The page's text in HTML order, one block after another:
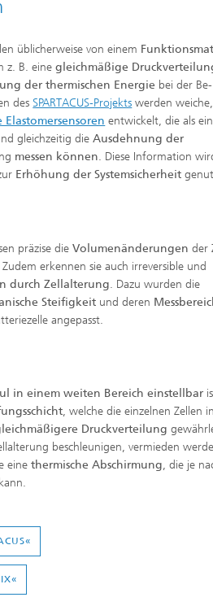
üblicherweise von einem
z. B. einegleichmäßige
der thermischen Energie bei der
desSPARTACUS-Projekts werden
entwickelt, die als
gleichzeitig dieAusdehnung der
messen können. Diese Information
Erhöhung der Systemsicherheit
präzise dieVolumenänderungen der
Zudem erkennen sie auch irreversible und
durch Zellalterung. Dazu wurden die
Steifigkeit und deren
angepasst.
in einem weiten Bereich einstellbar
, welche die einzelnen Zellen
Druckverteilung
beschleunigen, vermieden
einethermische Abschirmung, die je